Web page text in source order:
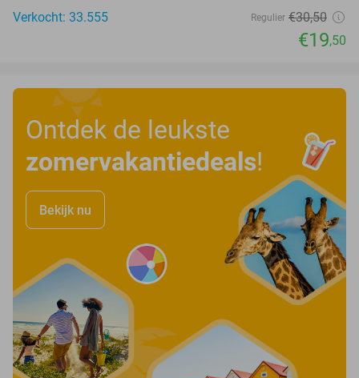
Verkocht: 33.555 Regulier €30,50
€19,50
Ontdek de leukste
zomervakantiedeals!
Bekijk nu